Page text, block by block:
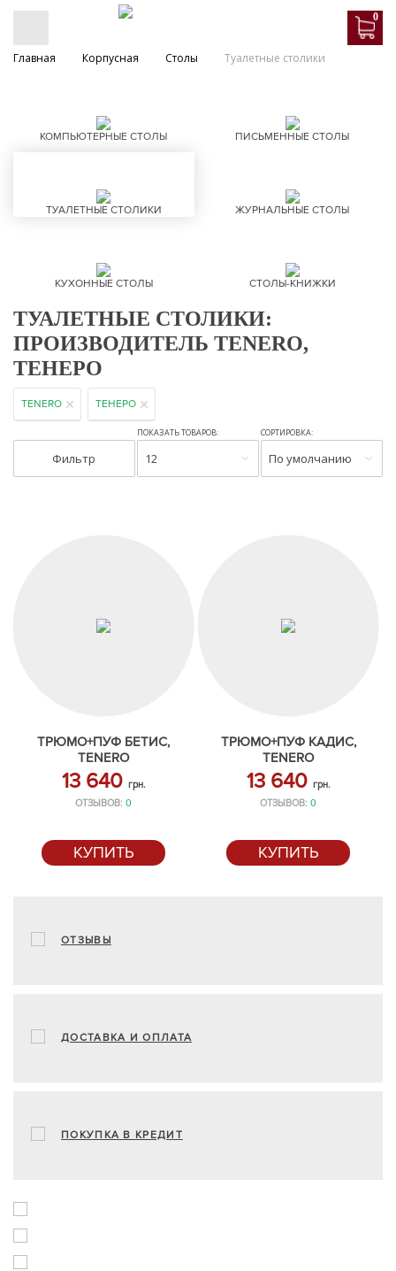
0
Главная Корпусная Столы Туалетные столики
КОМПЬЮТЕРНЫЕ СТОЛЫ ПИСЬМЕННЫЕ СТОЛЫ
ТУАЛЕТНЫЕ СТОЛИКИ ЖУРНАЛЬНЫЕ СТОЛЫ
КУХОННЫЕ СТОЛЫ СТОЛЫ-КНИЖКИ
ТУАЛЕТНЫЕ СТОЛИКИ:
ПРОИЗВОДИТЕЛЬ TENERO,
ТЕНЕРО
TENERO ТЕНЕРО
Фильтр
ПОКАЗАТЬ ТОВАРОВ:
12
СОРТИРОВКА:
По умолчанию
ТРЮМО+ПУФ БЕТИС,
TENERO
13 640 грн.
ОТЗЫВОВ:0
КУПИТЬ
ТРЮМО+ПУФ КАДИС,
TENERO
13 640 грн.
ОТЗЫВОВ:0
КУПИТЬ
ОТЗЫВЫ
ДОСТАВКА И ОПЛАТА
ПОКУПКА В КРЕДИТ